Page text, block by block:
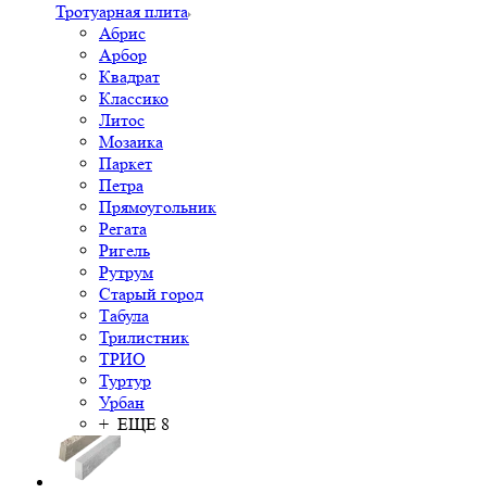
Тротуарная плита
Абрис
Арбор
Квадрат
Классико
Литос
Мозаика
Паркет
Петра
Прямоугольник
Регата
Ригель
Рутрум
Старый город
Табула
Трилистник
ТРИО
Туртур
Урбан
+ ЕЩЕ 8